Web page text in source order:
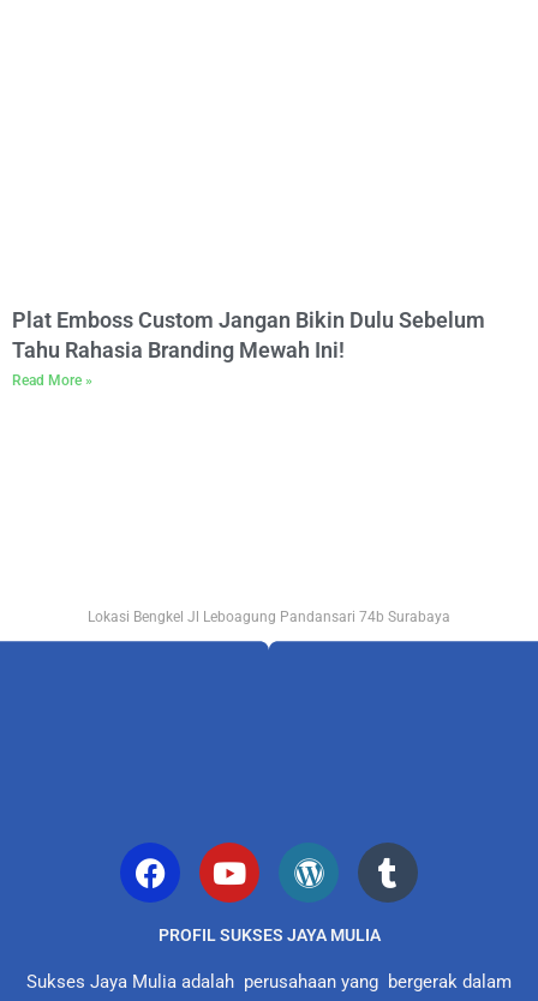
Plat Emboss Custom Jangan Bikin Dulu Sebelum
Tahu Rahasia Branding Mewah Ini!
Read More »
Lokasi Bengkel Jl Leboagung Pandansari 74b Surabaya
PROFIL SUKSES JAYA MULIA
Sukses Jaya Mulia adalah perusahaan yang bergerak dalam